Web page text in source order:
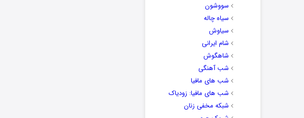
سووشون
سیاه چاله
سیاوش
شام ایرانی
شاهگوش
شب آهنگی
شب های مافیا
شب های مافیا: زودیاک
شبکه مخفی زنان